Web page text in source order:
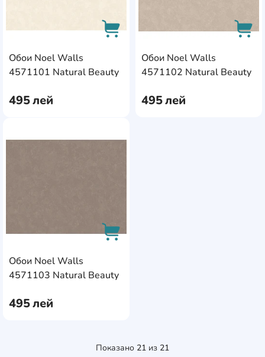
Обои Noel Walls
4571101 Natural Beauty
495лей
AddCardToCart
Обои Noel Walls
4571102 Natural Beauty
495лей
Обои Noel Walls
4571103 Natural Beauty
495лей
AddCardToFavourite
AddCardToCart
Показано 21 из 21